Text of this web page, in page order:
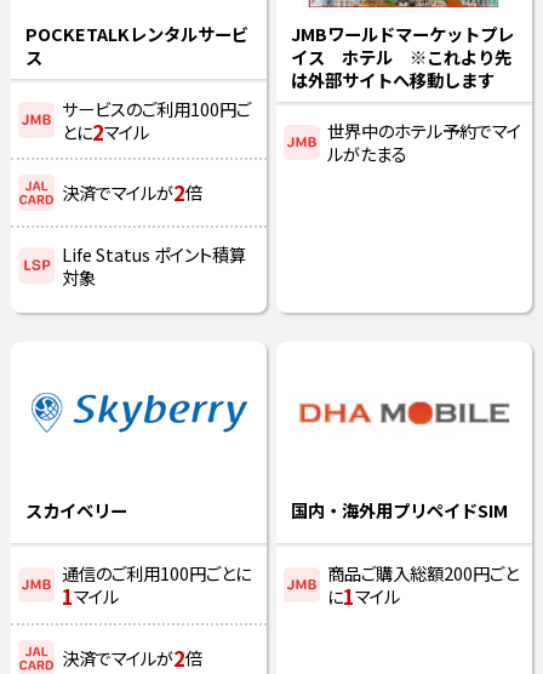
POCKETALKレンタルサービ
ス
サービスのご利用100円ご
とに2マイル
決済でマイルが2倍
Life Status ポイント積算
対象
JMBワールドマーケットプレ
イス ホテル ※これより先
は外部サイトへ移動します
世界中のホテル予約でマイ
ルがたまる
スカイベリー
通信のご利用100円ごとに
1マイル
決済でマイルが2倍
国内・海外用プリペイドSIM
商品ご購入総額200円ごと
に1マイル